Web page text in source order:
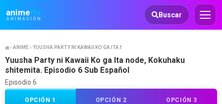
animeflv
ANIMACIÓN
Animeflv Buscar
ANIME YUUSHA PARTY NI KAWAII KO GA ITA NODE KOKUHAKU SHITEMITA.
Yuusha Party ni Kawaii Ko ga Ita node, Kokuhaku
shitemita. Episodio 6 Sub Español
Episodio 6
OPCIÓN 1 OPCIÓN 2 OPCIÓN 3